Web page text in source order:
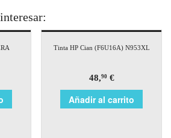
Tinta HP Cian (F6U16A) N953XL
48,90€
Añadir al carrito